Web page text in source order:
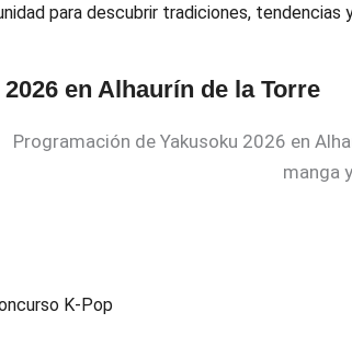
para descubrir tradiciones,
en Alhaurín de la Torre
K-Pop